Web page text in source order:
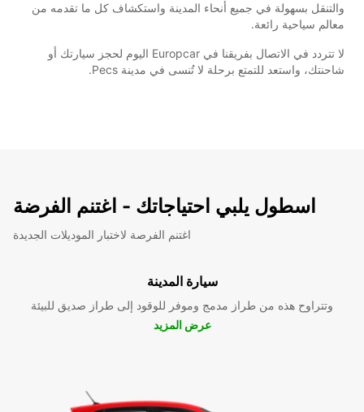
والتنقل بسهولة في جميع أنحاء المدينة واستكشاف كل ما تقدمه من
معالم سياحية رائعة.
لا تتردد في الاتصال بفريقنا في Europcar اليوم لحجز سيارتك أو
شاحنتك، واستعد للتمتع برحلة لا تُنسى في مدينة Pecs.
اسطول يلبي احتياجاتك - اغتنم الفرضة
اغتنم الفرصة لاختبار الموديلات الجديدة
سيارة المدينة
وتتراوح هذه من طراز مدمج وموفر للوقود إلى طراز صديق للبيئة
عرض المزيد